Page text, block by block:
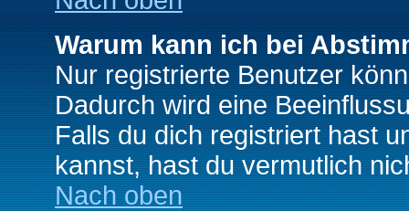
Warum kann ich bei
Nur registrierte Benutzer
Dadurch wird eine
Falls du dich registriert hast
kannst, hast du vermutlich
Nach oben